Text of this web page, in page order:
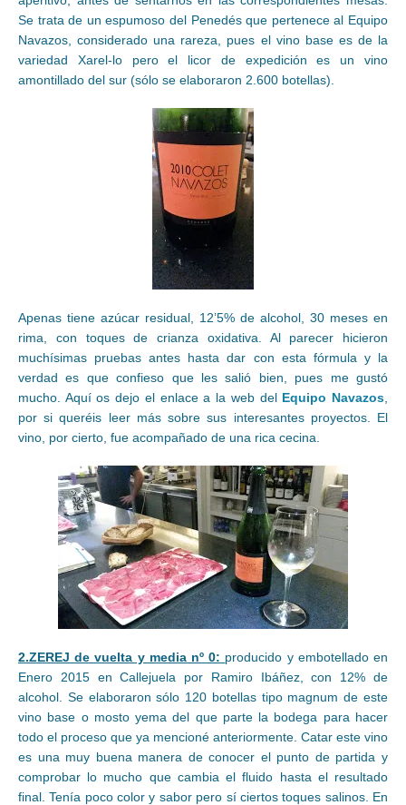
Se trata de un espumoso del Penedés que pertenece al Equipo
Navazos, considerado una rareza, pues el vino base es de la
variedad Xarel-lo pero el licor de expedición es un vino
amontillado del sur (sólo se elaboraron 2.600 botellas).
Apenas tiene azúcar residual, 12’5% de alcohol, 30 meses en
rima, con toques de crianza oxidativa. Al parecer hicieron
muchísimas pruebas antes hasta dar con esta fórmula y la
verdad es que confieso que les salió bien, pues me gustó
mucho. Aquí os dejo el enlace a la web del Equipo Navazos
por si queréis leer más sobre sus interesantes proyectos. El
vino, por cierto, fue acompañado de una rica cecina.
2.ZEREJ de vuelta y media nº 0: producido y embotellado en
Enero 2015 en Callejuela por Ramiro Ibáñez, con 12% de
alcohol. Se elaboraron sólo 120 botellas tipo magnum de este
vino base o mosto yema del que parte la bodega para hacer
todo el proceso que ya mencioné anteriormente. Catar este vino
es una muy buena manera de conocer el punto de partida y
comprobar lo mucho que cambia el fluido hasta el resultado
final. Tenía poco color y sabor pero sí ciertos toques salinos. En